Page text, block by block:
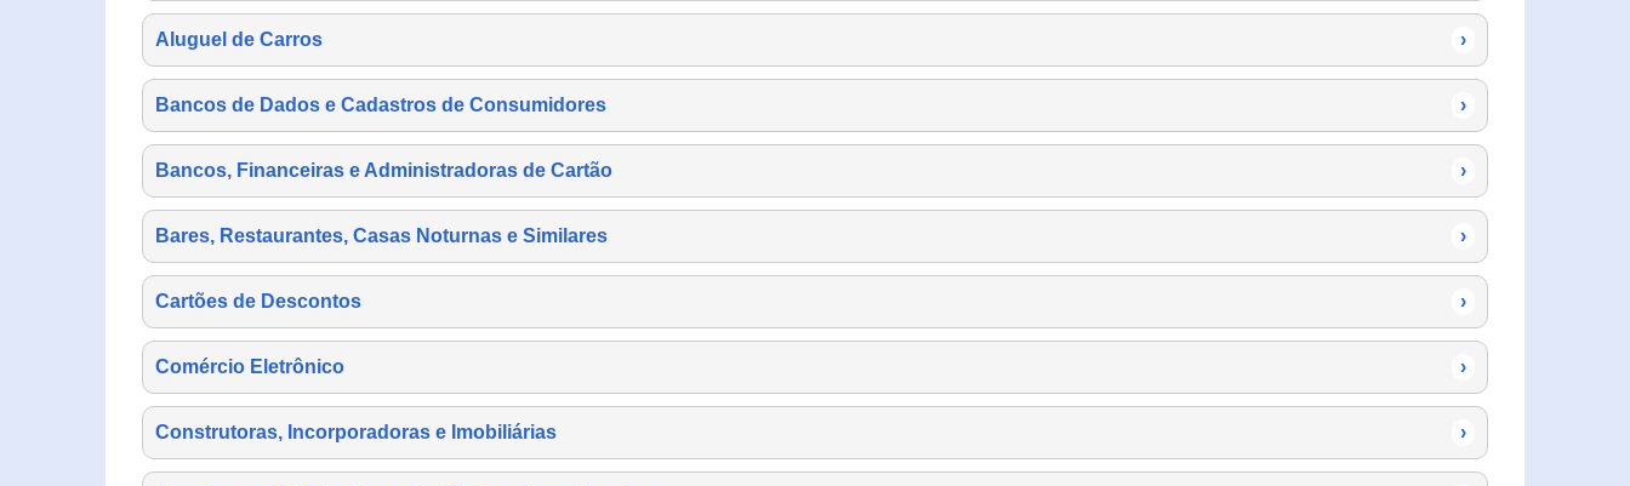
Aluguel de Carros ›
Bancos de Dados e Cadastros de Consumidores ›
Bancos, Financeiras e Administradoras de Cartão ›
Bares, Restaurantes, Casas Noturnas e Similares ›
Cartões de Descontos ›
Comércio Eletrônico ›
Construtoras, Incorporadoras e Imobiliárias ›